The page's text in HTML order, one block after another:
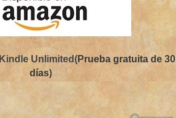
Kindle Unlimited(Prueba gratuita de 30
días)